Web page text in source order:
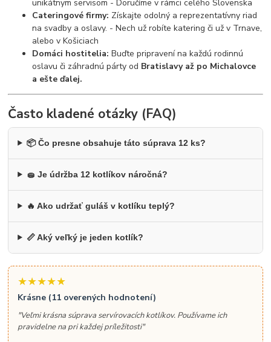
unikátnym servisom - Doručíme v rámci celého Slovenska
Cateringové firmy: Získajte odolný a reprezentatívny riad
na svadby a oslavy. - Nech už robíte katering či už v Trnave,
alebo v Košiciach
Domáci hostitelia: Buďte pripravení na každú rodinnú
oslavu či záhradnú párty od Bratislavy až po Michalovce
a ešte ďalej.
Často kladené otázky (FAQ)
📦 Čo presne obsahuje táto súprava 12 ks?
🧽 Je údržba 12 kotlíkov náročná?
🔥 Ako udržať guláš v kotlíku teplý?
📏 Aký veľký je jeden kotlík?
★★★★★
Krásne (11 overených hodnotení)
"Veľmi krásna súprava servírovacích kotlíkov. Používame ich
pravidelne na pri každej príležitosti"